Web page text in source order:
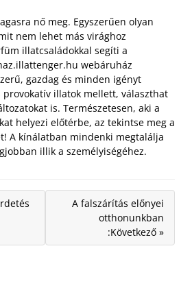
nő meg. Egyszerűen olyan
nem lehet más virághoz
illatcsaládokkal segíti a
webáruház
gazdag és minden igényt
provokatív illatok mellett, választhat
is. Természetesen, aki a
helyezi előtérbe, az tekintse meg a
A kínálatban mindenki megtalálja
illik a személyiségéhez.
A falszárítás előnyei
otthonunkban
:Következő »